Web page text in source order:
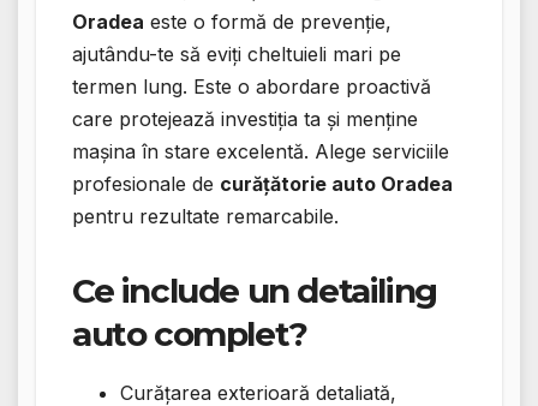
Oradea este o formă de prevenție,
ajutându-te să eviți cheltuieli mari pe
termen lung. Este o abordare proactivă
care protejează investiția ta și menține
mașina în stare excelentă. Alege serviciile
profesionale de curățătorie auto Oradea
pentru rezultate remarcabile.
Ce include un detailing
auto complet?
Curățarea exterioară detaliată,